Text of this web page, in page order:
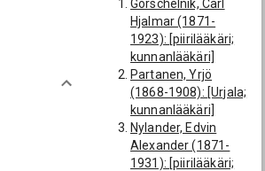
Gorschelnik, Carl
Hjalmar (1871-
1923): [piirilääkäri;
kunnanlääkäri]
Partanen, Yrjö
(1868-1908): [Urjala;
kunnanlääkäri]
Nylander, Edvin
Alexander (1871-
1931): [piirilääkäri;